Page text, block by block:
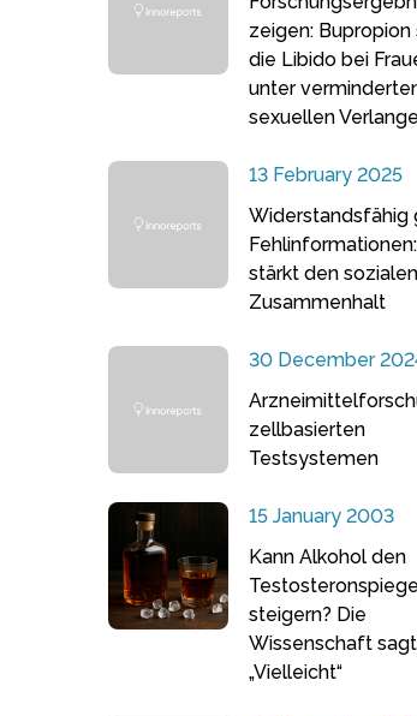
zeigen:
die Libido bei
unter
sexuellen
13 February 2025
Widerstandsfähig
stärkt den sozialen
Zusammenhalt
30 December
zellbasierten
Testsystemen
15 January 2003
Kann Alkohol den
steigern? Die
Wissenschaft
„Vielleicht“